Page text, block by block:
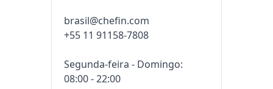
brasil@chefin.com
+55 11 91158-7808
Segunda-feira - Domingo:
08:00 - 22:00